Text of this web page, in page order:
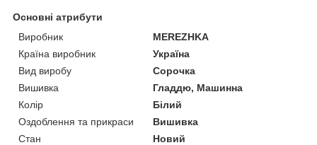
Основні атрибути
Виробник
MEREZHKA
Країна виробник
Україна
Вид виробу
Сорочка
Вишивка
Гладдю, Машинна
Колір
Білий
Оздоблення та прикраси
Вишивка
Стан
Новий